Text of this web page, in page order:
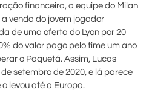
financeira, a equipe do Milan
venda do jovem jogador
de uma oferta do Lyon por 20
do valor pago pelo time um ano
o Paquetá. Assim, Lucas
setembro de 2020, e lá parece
levou até a Europa.